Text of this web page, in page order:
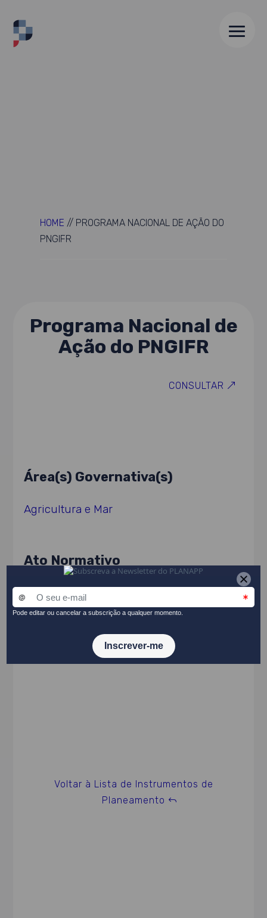
HOME // PROGRAMA NACIONAL DE AÇÃO DO
PNGIFR
Programa Nacional de
Ação do PNGIFR
CONSULTAR
Área(s) Governativa(s)
Agricultura e Mar
Ato Normativo
Resolução do Conselho de Ministros n.º 71-
A/2021, de 8 de junho
PARTILHAR NO LINKEDIN
Voltar à Lista de Instrumentos de
Planeamento